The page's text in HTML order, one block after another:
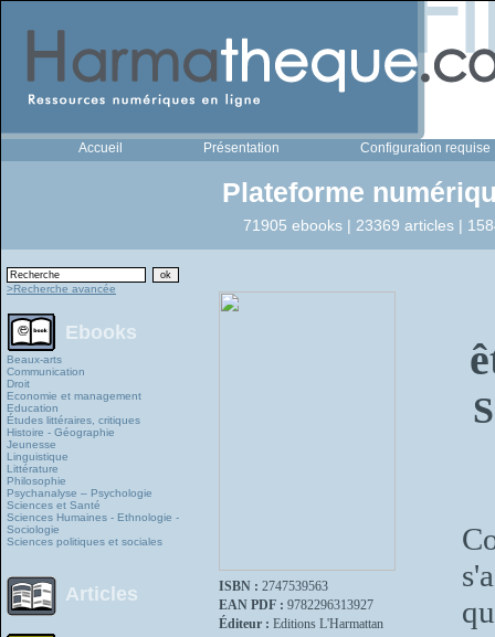
Accueil Présentation Configuration requise
Plateforme
71905 ebooks | 23369 articles |
>Recherche avancée
Ebooks
Beaux-arts
Communication
Droit
Economie et management
Education
Études littéraires, critiques
Histoire - Géographie
Jeunesse
Linguistique
Littérature
Philosophie
Psychanalyse – Psychologie
Sciences et Santé
Sciences Humaines - Ethnologie -
Sociologie
Sciences politiques et sociales
Articles ISBN : 2747539563
EAN PDF : 9782296313927
Éditeur : Editions L'Harmattan